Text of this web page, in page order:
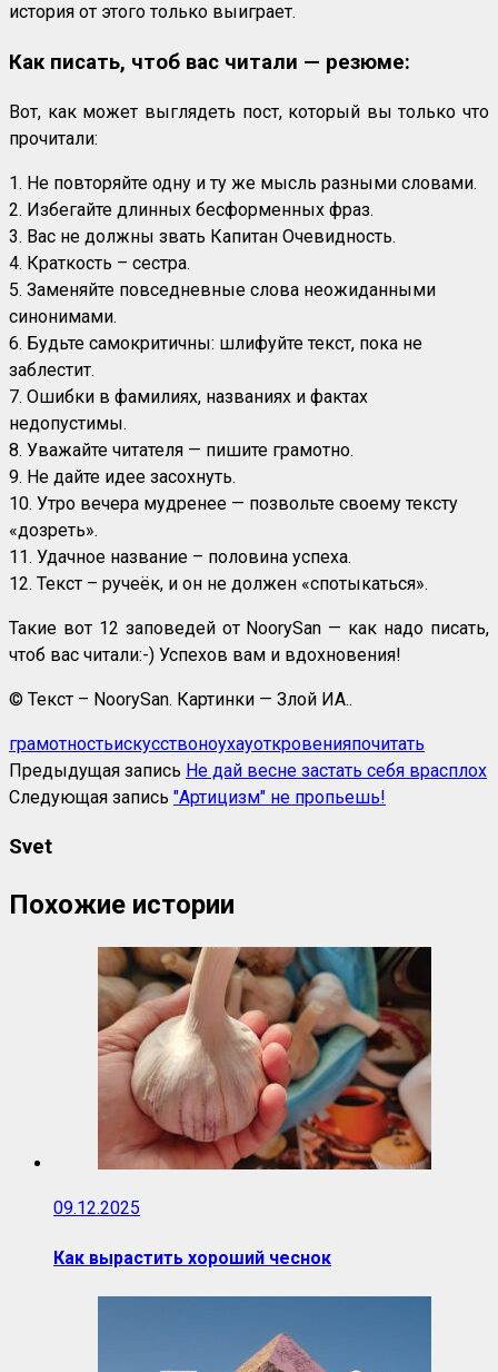
история от этого только выиграет.
Как писать, чтоб вас читали — резюме:
Вот, как может выглядеть пост, который вы только что
прочитали:
1. Не повторяйте одну и ту же мысль разными словами.
2. Избегайте длинных бесформенных фраз.
3. Вас не должны звать Капитан Очевидность.
4. Краткость – сестра.
5. Заменяйте повседневные слова неожиданными
синонимами.
6. Будьте самокритичны: шлифуйте текст, пока не
заблестит.
7. Ошибки в фамилиях, названиях и фактах
недопустимы.
8. Уважайте читателя — пишите грамотно.
9. Не дайте идее засохнуть.
10. Утро вечера мудренее — позвольте своему тексту
«дозреть».
11. Удачное название – половина успеха.
12. Текст – ручеёк, и он не должен «спотыкаться».
Такие вот 12 заповедей от NoorySan — как надо писать,
чтоб вас читали:-) Успехов вам и вдохновения!
© Текст – NoorySan. Картинки — Злой ИА..
грамотностьискусствоноухауоткровенияпочитать
Предыдущая запись Не дай весне застать себя врасплох
Следующая запись "Артицизм" не пропьешь!
Svet
Похожие истории
09.12.2025
Как вырастить хороший чеснок